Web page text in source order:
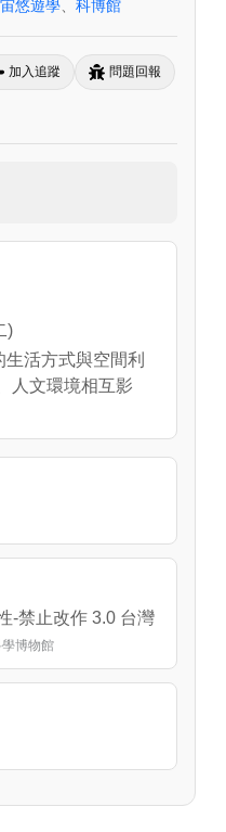
悠遊學 科博館
加入追蹤 問題回報
)
活方式與空間利
人文環境相互影
-禁止改作 3.0 台灣
博物館